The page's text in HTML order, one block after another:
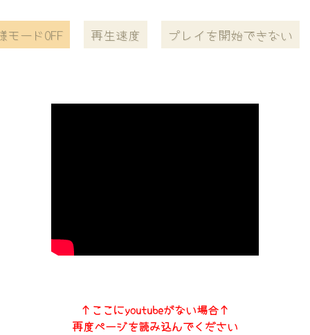
モードOFF 再生速度 プレイを開始できない
↑ここにyoutubeがない場合↑
再度ページを読み込んでください